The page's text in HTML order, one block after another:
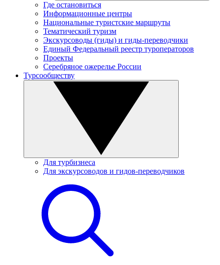
Где остановиться
Информационные центры
Национальные туристские маршруты
Тематический туризм
Экскурсоводы (гиды) и гиды-переводчики
Единый Федеральный реестр туроператоров
Проекты
Серебряное ожерелье России
Турсообществу
Для турбизнеса
Для экскурсоводов и гидов-переводчиков